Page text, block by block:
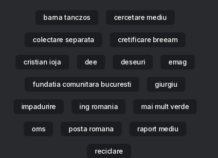
barna tanczos cercetare mediu
colectare separata cretificare breeam
cristian ioja dee deseuri emag
fundatia comunitara bucuresti giurgiu
impadurire ing romania mai mult verde
oms posta romana raport mediu
reciclare